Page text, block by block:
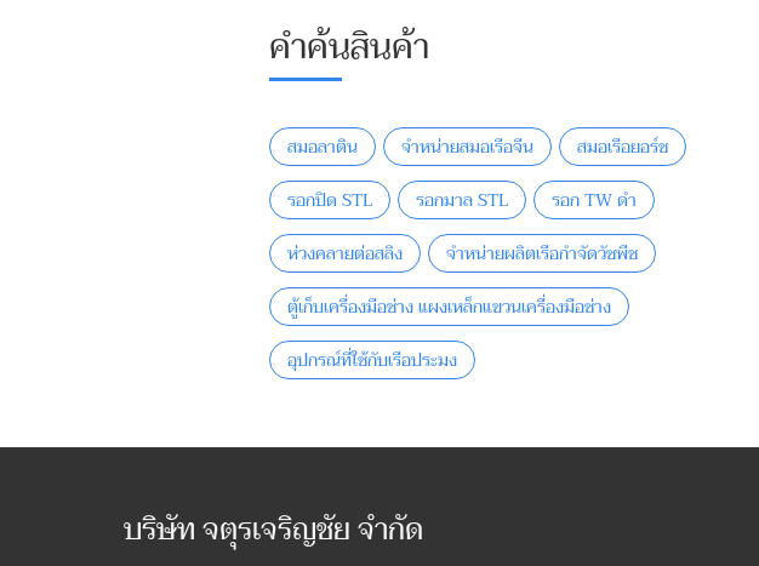
คำค้นสินค้า
สมอลาติน จำหน่ายสมอเรือจีน
สมอเรือยอร์ช
รอกปิด STL
รอกมาล STL
รอก TW ดำ
ห่วงคลายต่อสลิง
จำหน่ายผลิตเรือกําจัดวัชพืช
ตู้เก็บเครื่องมือช่าง แผงเหล็กแขวนเครื่องมือช่าง
อุปกรณ์ที่ใช้กับเรือประมง
บริษัท จตุรเจริญชัย จำกัด